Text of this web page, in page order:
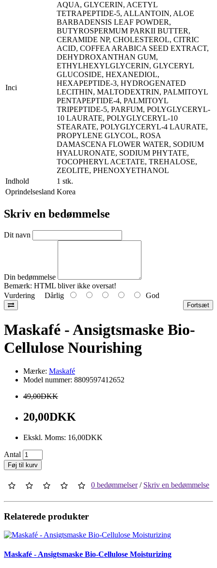
Inci
AQUA, GLYCERIN, ACETYL
TETRAPEPTIDE-5, ALLANTOIN, ALOE
BARBADENSIS LEAF POWDER,
BUTYROSPERMUM PARKII BUTTER,
CERAMIDE NP, CHOLESTEROL, CITRIC
ACID, COFFEA ARABICA SEED EXTRACT,
DEHYDROXANTHAN GUM,
ETHYLHEXYLGLYCERIN, GLYCERYL
GLUCOSIDE, HEXANEDIOL,
HEXAPEPTIDE-3, HYDROGENATED
LECITHIN, MALTODEXTRIN, PALMITOYL
PENTAPEPTIDE-4, PALMITOYL
TRIPEPTIDE-5, PARFUM, POLYGLYCERYL-
10 LAURATE, POLYGLYCERYL-10
STEARATE, POLYGLYCERYL-4 LAURATE,
PROPYLENE GLYCOL, ROSA
DAMASCENA FLOWER WATER, SODIUM
HYALURONATE, SODIUM PHYTATE,
TOCOPHERYL ACETATE, TREHALOSE,
ZEOLITE, PHENOXYETHANOL
Indhold
1 stk.
Oprindelsesland Korea
Skriv en bedømmelse
Dit navn
Din bedømmelse
Bemærk: HTML bliver ikke oversat!
Vurdering Dårlig God
Fortsæt
Maskafé - Ansigtsmaske Bio-
Cellulose Nourishing
Mærke: Maskafé
Model nummer: 8809597412652
49,00DKK
20,00DKK
Ekskl. Moms: 16,00DKK
Antal
Føj til kurv
0 bedømmelser/ Skriv en bedømmelse
Relaterede produkter
Maskafé - Ansigtsmaske Bio-Cellulose Moisturizing